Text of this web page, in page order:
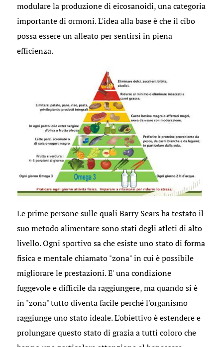
modulare la produzione di eicosanoidi, una categoria
importante di ormoni. L'idea alla base è che il cibo
possa essere un alleato per sentirsi in piena
efficienza.
Le prime persone sulle quali Barry Sears ha testato il
suo metodo alimentare sono stati degli atleti di alto
livello. Ogni sportivo sa che esiste uno stato di forma
fisica e mentale chiamato "zona" in cui è possibile
migliorare le prestazioni. E' una condizione
fuggevole e difficile da raggiungere, ma quando si è
in "zona" tutto diventa facile perché l'organismo
raggiunge uno stato ideale. L'obiettivo è estendere e
prolungare questo stato di grazia a tutti coloro che